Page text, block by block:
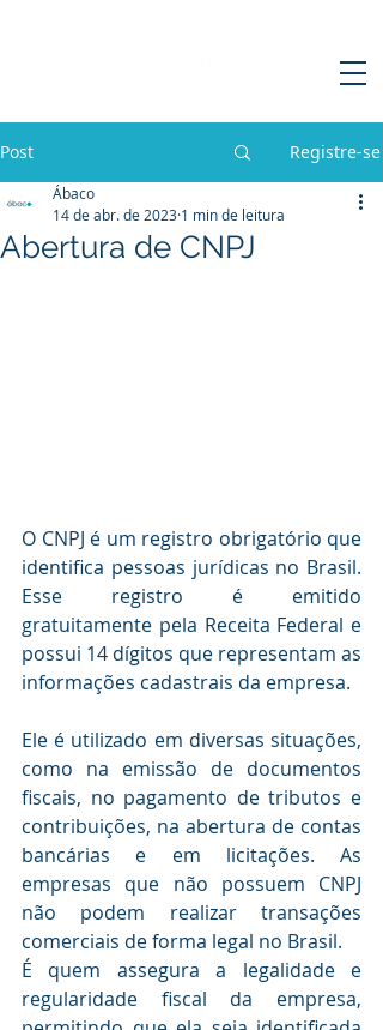
Post Registre-se
Abertura de CNPJ
Ábaco
14 de abr. de 2023 1 min de leitura
O CNPJ é um registro obrigatório que
identifica pessoas jurídicas no Brasil.
Esse registro é emitido
gratuitamente pela Receita Federal e
possui 14 dígitos que representam as
informações cadastrais da empresa.
Ele é utilizado em diversas situações,
como na emissão de documentos
fiscais, no pagamento de tributos e
contribuições, na abertura de contas
bancárias e em licitações. As
empresas que não possuem CNPJ
não podem realizar transações
comerciais de forma legal no Brasil.
É quem assegura a legalidade e
regularidade fiscal da empresa,